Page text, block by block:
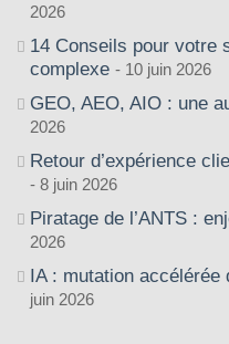
2026
14 Conseils pour votre
complexe
10 juin 2026
GEO, AEO, AIO : une
2026
Retour d’expérience
8 juin 2026
Piratage de l’ANTS :
2026
IA : mutation
juin 2026